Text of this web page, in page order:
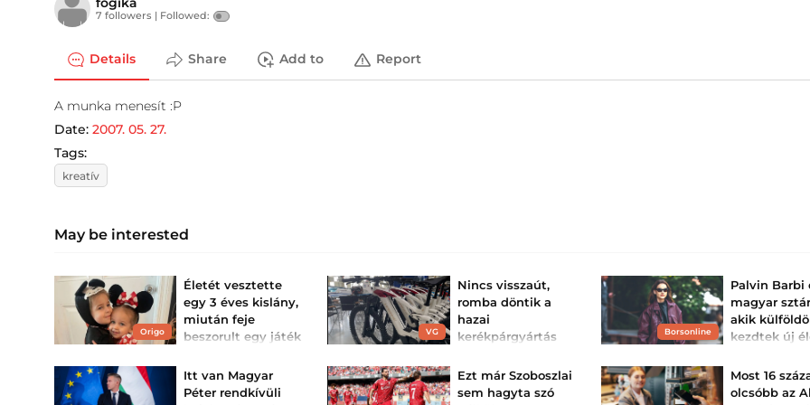
7 followers | Followed:
Details Share Add to Report
A munka menesít :P
Date: 2007. 05. 27.
Tags:
kreatív
May be interested
Origo
Életét vesztette
egy 3 éves kislány,
miután feje
beszorult egy játék
Még most is lehet kapni a
veszélyes játékkonyhából.
VG
Nincs visszaút,
romba döntik a
hazai
kerékpárgyártás
megdöbbentő
kijelentést tett a...
Borsonline
Palvin Barbi
magyar
akik
kezdtek új
másik
életet.
Itt van Magyar
Péter rendkívüli
Ezt már Szoboszlai
sem hagyta szó
Most 16
olcsóbb az